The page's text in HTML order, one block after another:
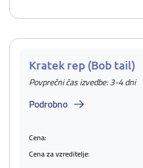
Kratek rep (Bob tail)
Povprečni čas izvedbe: 3-4 dni
Podrobno
Cena:
Cena za vzreditelje: